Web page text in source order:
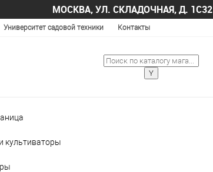
МОСКВА, УЛ. СКЛАДОЧНАЯ, Д. 1С32
Университет садовой техники Контакты
культиваторы